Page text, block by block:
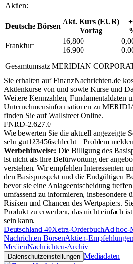
Aktien:
Deutsche Börsen
Akt. Kurs (EUR)
Vortag
Frankfurt
16,800
16,900
Gesamtumsatz MERIDIAN
Sie erhalten auf FinanzNachrichten.de
Aktienkurse von und sowie Kurse und
Weitere Kennzahlen, Fundamentaldaten
Unternehmensinformationen zu
finden Sie aufWallstreet Online.
FNRD-2.627.0
Wie bewerten Sie die aktuell angezeigte
sehr gut1 23456schlecht
Problem melden
Werbehinweise: Die Billigung des
ist nicht als ihre Befürwortung der
verstehen. Wir empfehlen Interessenten
den Basisprospekt und die Endgültigen
bevor sie eine Anlageentscheidung
umfassend zu informieren, insbesondere
Risiken und Chancen des Wertpapiers.
Produkt zu erwerben, das nicht einfach
sein kann.
Deutschland 40Xetra-OrderbuchAd hoc-
Nachrichten BörsenAktien-Empfehlungen
MedienNachrichten-Archiv
Datenschutzeinstellungen Mediadaten